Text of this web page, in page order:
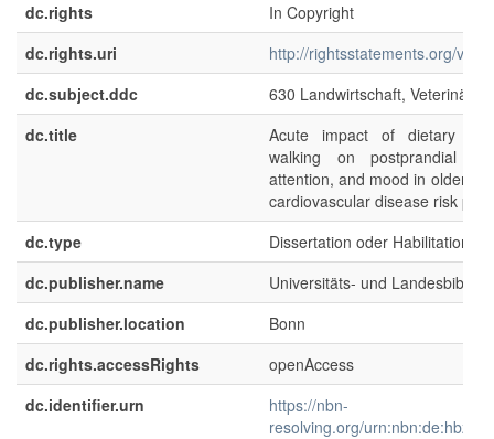
dc.rights
In Copyright
dc.rights.uri
http://rightsstatements.org/
dc.subject.ddc
630 Landwirtschaft,
dc.title
Acute impact of dietary
walking on postprandial
attention, and mood in older
cardiovascular disease risk
dc.type
Dissertation oder Habilitation
dc.publisher.name
Universitäts- und
dc.publisher.location
Bonn
dc.rights.accessRights
openAccess
dc.identifier.urn
https://nbn-
resolving.org/urn:nbn:de:hbz:5-